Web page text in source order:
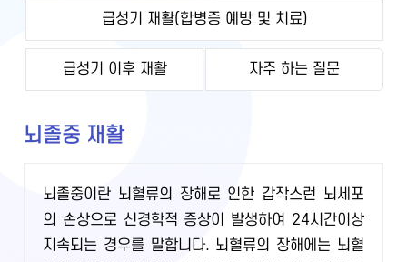
급성기 재활(합병증 예방 및 치료)
급성기 이후 재활 자주 하는 질문
뇌졸중 재활
뇌졸중이란 뇌혈류의 장해로 인한 갑작스런 뇌세포
의 손상으로 신경학적 증상이 발생하여 24시간이상
지속되는 경우를 말합니다. 뇌혈류의 장해에는 뇌혈